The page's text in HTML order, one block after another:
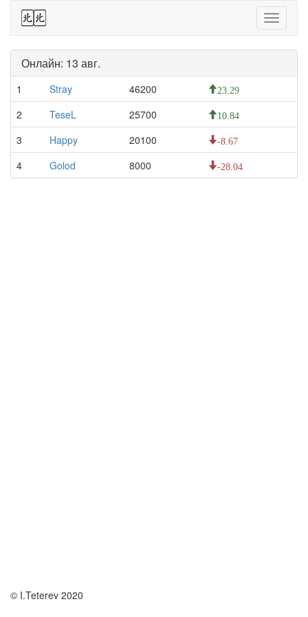
Toggle
44
Онлайн: 13 авг.
1 Stray 46200 23.29
2 TeseL 25700 10.84
3 Happy 20100 -8.67
4 Golod 8000 -28.04
© I.Teterev 2020